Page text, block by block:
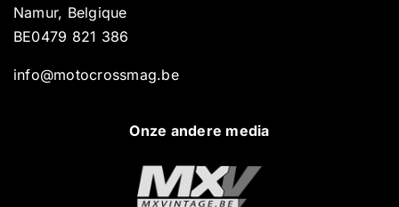
Namur, Belgique
BE0479 821 386
info@motocrossmag.be
Onze andere media